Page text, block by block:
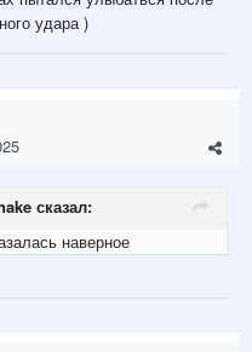
удара )
сказал:
наверное